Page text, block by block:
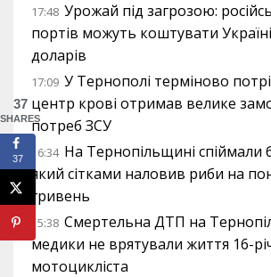
17:48 Урожай під загрозою:
портів можуть коштувати
доларів
17:09 У Тернополі терміново
центр крові отримав велике
потреб ЗСУ
16:34 На Тернопільщині спіймали
який сітками наловив риби на
гривень
15:38 Смертельна ДТП на
медики не врятували життя 16-
мотоцикліста
37
SHARES
37